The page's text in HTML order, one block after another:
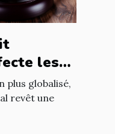
les
plus globalisé,
revêt une